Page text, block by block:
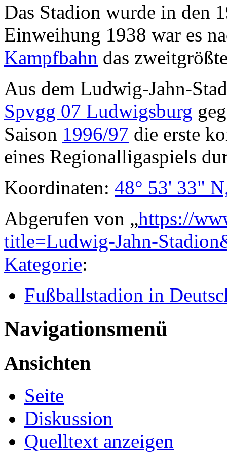
Das Stadion wurde in den
Einweihung 1938 war es
Kampfbahn das
Aus dem Ludwig-Jahn-
Spvgg 07 Ludwigsburg
Saison 1996/97 die erste
eines Regionalligaspiels
Koordinaten: 48° 53' 33"
Abgerufen von „https://
title=Ludwig-Jahn-
Kategorie:
Fußballstadion in
Navigationsmenü
Ansichten
Seite
Diskussion
Quelltext anzeigen